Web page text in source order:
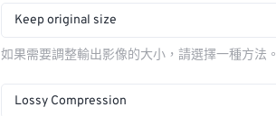
Keep original size
如果需要調整輸出影像的大小，請選擇一種方法。
Lossy Compression